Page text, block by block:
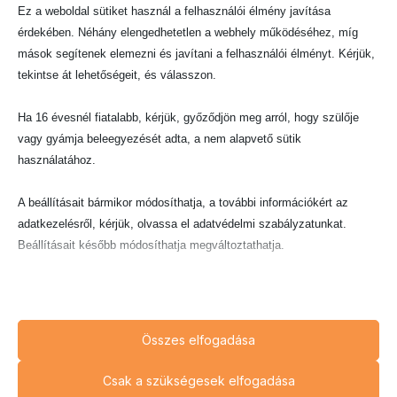
cikksorozatunk következő témája a polgári
eljárásban felmerülő költségek viselésének
szabályai. A polgári, büntető
TOVÁBB OLVASOM »
Ez a weboldal sütiket használ a felhasználói élmény javítása
érdekében. Néhány elengedhetetlen a webhely működéséhez, míg
mások segítenek elemezni és javítani a felhasználói élményt. Kérjük,
tekintse át lehetőségeit, és válasszon.
Ha 16 évesnél fiatalabb, kérjük, győződjön meg arról, hogy szülője
vagy gyámja beleegyezését adta, a nem alapvető sütik
használatához.
A beállításait bármikor módosíthatja, a további információkért az
adatkezelésről, kérjük, olvassa el adatvédelmi szabályzatunkat.
Beállításait később módosíthatja megváltoztathatja.
élményét és az általunk kínált szolgáltatásokat.
Az alapvető sütik és szolgáltatások biztosítják az oldal megfelelő
Összes elfogadása
Csak a szükségesek elfogadása